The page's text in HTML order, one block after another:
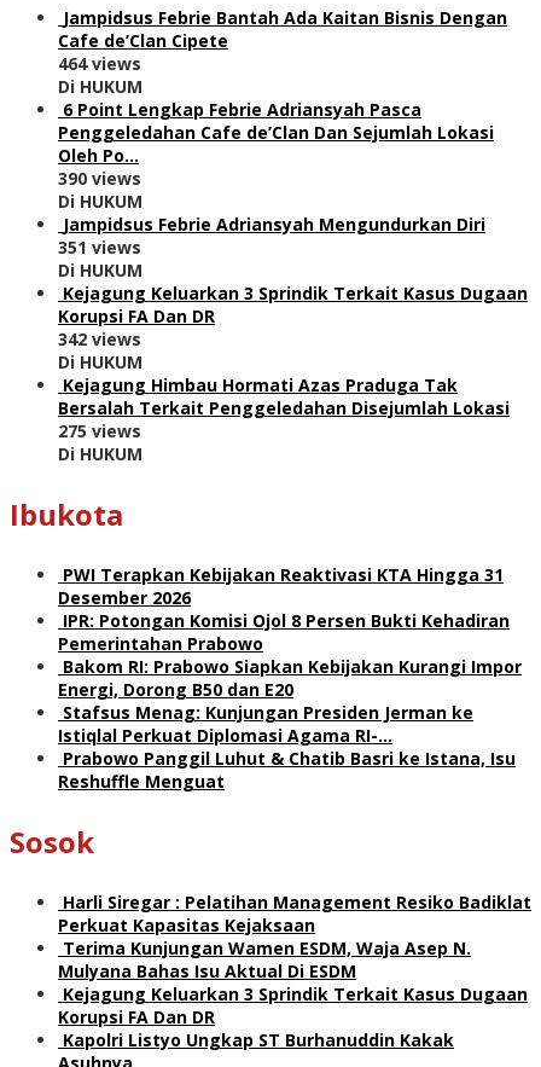
Jampidsus Febrie Bantah Ada Kaitan Bisnis Dengan
Cafe de’Clan Cipete
464 views
Di HUKUM
6 Point Lengkap Febrie Adriansyah Pasca
Penggeledahan Cafe de’Clan Dan Sejumlah Lokasi
Oleh Po…
390 views
Di HUKUM
Jampidsus Febrie Adriansyah Mengundurkan Diri
351 views
Di HUKUM
Kejagung Keluarkan 3 Sprindik Terkait Kasus Dugaan
Korupsi FA Dan DR
342 views
Di HUKUM
Kejagung Himbau Hormati Azas Praduga Tak
Bersalah Terkait Penggeledahan Disejumlah Lokasi
275 views
Di HUKUM
Ibukota
PWI Terapkan Kebijakan Reaktivasi KTA Hingga 31
Desember 2026
IPR: Potongan Komisi Ojol 8 Persen Bukti Kehadiran
Pemerintahan Prabowo
Bakom RI: Prabowo Siapkan Kebijakan Kurangi Impor
Energi, Dorong B50 dan E20
Stafsus Menag: Kunjungan Presiden Jerman ke
Istiqlal Perkuat Diplomasi Agama RI-…
Prabowo Panggil Luhut & Chatib Basri ke Istana, Isu
Reshuffle Menguat
Sosok
Harli Siregar : Pelatihan Management Resiko Badiklat
Perkuat Kapasitas Kejaksaan
Terima Kunjungan Wamen ESDM, Waja Asep N.
Mulyana Bahas Isu Aktual Di ESDM
Kejagung Keluarkan 3 Sprindik Terkait Kasus Dugaan
Korupsi FA Dan DR
Kapolri Listyo Ungkap ST Burhanuddin Kakak